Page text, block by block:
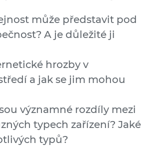
může představit pod
A je důležité ji
hrozby v
a jak se jim mohou
významné rozdíly mezi
typech zařízení? Jaké
typů?